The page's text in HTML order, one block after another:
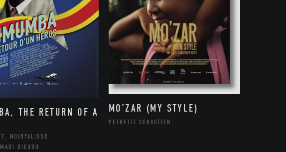
THE RETURN OF A
NOIRFALISSE
DIEUDO
MO’ZAR (MY STYLE)
PETRETTI SÉBASTIEN